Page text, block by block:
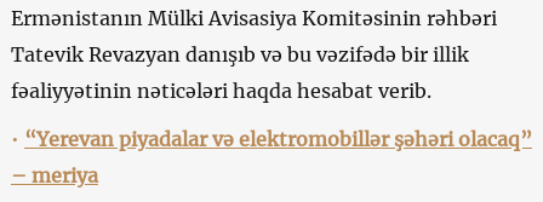
Ermənistanın Mülki Avisasiya Komitəsinin rəhbəri
Tatevik Revazyan danışıb və bu vəzifədə bir illik
fəaliyyətinin nəticələri haqda hesabat verib.
• “Yerevan piyadalar və elektromobillər şəhəri olacaq”
– meriya